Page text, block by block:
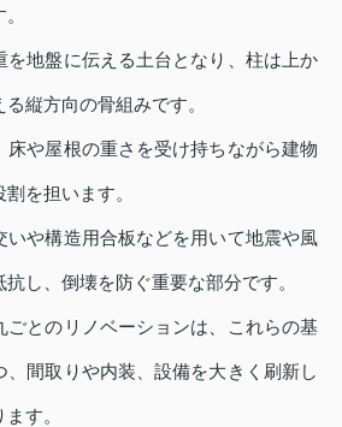
を地盤に伝える土台となり、柱は上か
縦方向の骨組みです。
床や屋根の重さを受け持ちながら建物
を担います。
いや構造用合板などを用いて地震や風
し、倒壊を防ぐ重要な部分です。
ごとのリノベーションは、これらの基
、間取りや内装、設備を大きく刷新し
す。